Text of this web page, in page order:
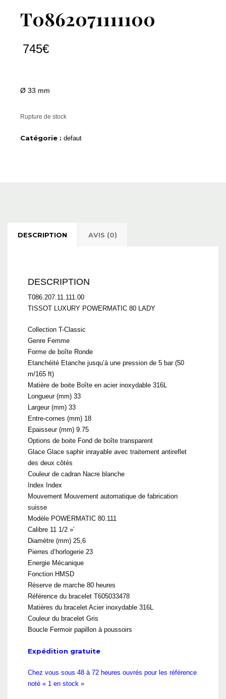
T0862071111100
745€
Ø 33 mm
Rupture de stock
Catégorie : defaut
DESCRIPTION AVIS (0)
DESCRIPTION
T086.207.11.111.00
TISSOT LUXURY POWERMATIC 80 LADY
Collection T-Classic
Genre Femme
Forme de boîte Ronde
Etanchéité Etanche jusqu’à une pression de 5 bar (50
m/165 ft)
Matière de boite Boîte en acier inoxydable 316L
Longueur (mm) 33
Largeur (mm) 33
Entre-cornes (mm) 18
Epaisseur (mm) 9.75
Options de boite Fond de boîte transparent
Glace Glace saphir inrayable avec traitement antireflet
des deux côtés
Couleur de cadran Nacre blanche
Index Index
Mouvement Mouvement automatique de fabrication
suisse
Modèle POWERMATIC 80.111
Calibre 11 1/2 »’
Diamètre (mm) 25,6
Pierres d’horlogerie 23
Energie Mécanique
Fonction HMSD
Réserve de marche 80 heures
Référence du bracelet T605033478
Matières du bracelet Acier inoxydable 316L
Couleur du bracelet Gris
Boucle Fermoir papillon à poussoirs
Expédition gratuite
Chez vous sous 48 à 72 heures ouvrés pour les référence
noté « 1 en stock »